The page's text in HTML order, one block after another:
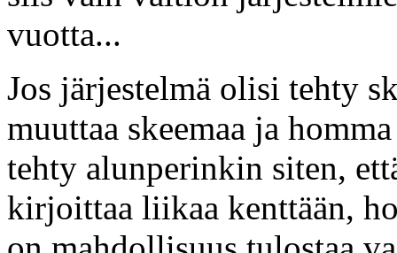
vuotta...
Jos järjestelmä olisi tehty
muuttaa skeemaa ja
tehty alunperinkin siten,
kirjoittaa liikaa kenttään,